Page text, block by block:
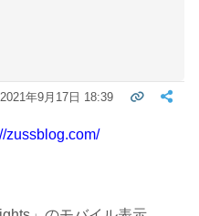
2021年9月17日 18:39
zussblog.com/